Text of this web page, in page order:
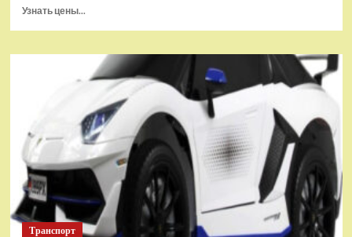
Узнать цены...
Тянущаяся
игрушка
Гуджитсу
и
Гигабивень
Водная
Атака
Транспорт